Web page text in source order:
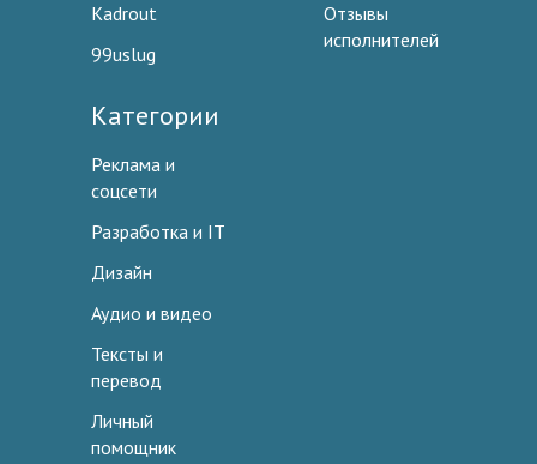
Kadrout
99uslug
Отзывы
исполнителей
Категории
Реклама и
соцсети
Разработка и IT
Дизайн
Аудио и видео
Тексты и
перевод
Личный
помощник